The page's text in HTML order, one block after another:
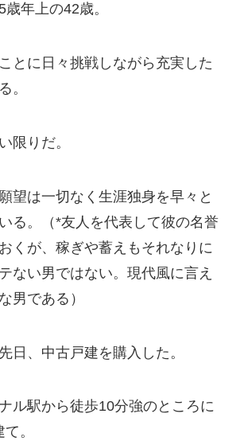
年上の42歳。
とに日々挑戦しながら充実した
。
限りだ。
望は一切なく生涯独身を早々と
る。（*友人を代表して彼の名誉
くが、稼ぎや蓄えもそれなりに
ない男ではない。現代風に言え
男である）
日、中古戸建を購入した。
ル駅から徒歩10分強のところに
。